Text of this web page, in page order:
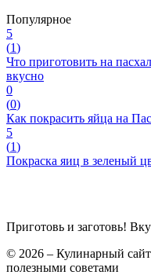
Популярное
5
(1)
Что приготовить на
вкусно
0
(0)
Как покрасить яйца на
5
(1)
Покраска яиц в зеленый
Приготовь и заготовь!
© 2026 – Кулинарный
полезными советами